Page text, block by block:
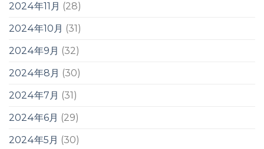
2024年11月 (28)
2024年10月 (31)
2024年9月 (32)
2024年8月 (30)
2024年7月 (31)
2024年6月 (29)
2024年5月 (30)